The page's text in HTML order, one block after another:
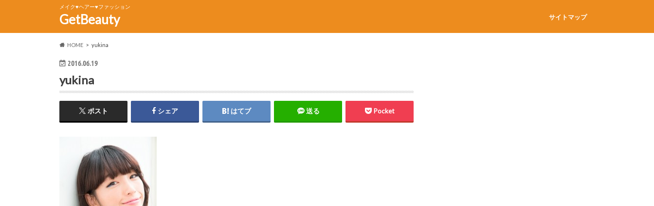
メイク♥ヘアー♥ファッション
GetBeauty サイトマップ
HOME yukina
2016.06.19
yukina
ポスト シェア はてブ 送る Pocket